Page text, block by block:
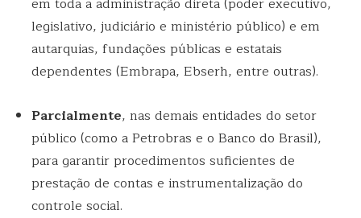
legislativo, judiciário e ministério público) e em
autarquias, fundações públicas e estatais
dependentes (Embrapa, Ebserh, entre outras).
Parcialmente, nas demais entidades do setor
público (como a Petrobras e o Banco do Brasil),
para garantir procedimentos suficientes de
prestação de contas e instrumentalização do
controle social.